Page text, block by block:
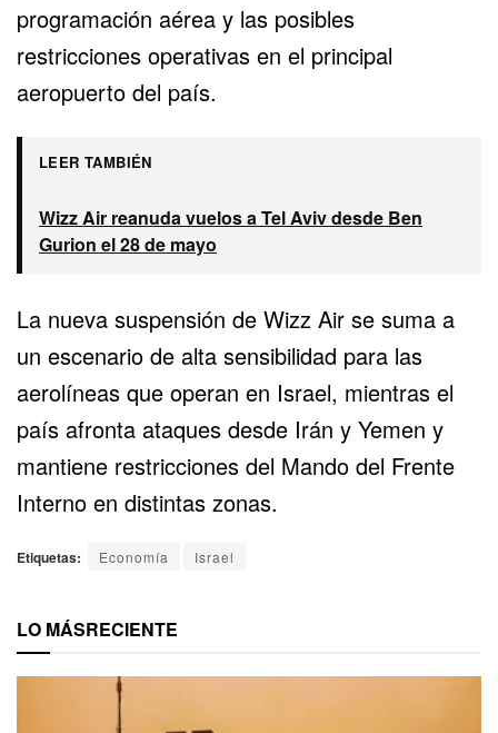
programación aérea y las posibles
restricciones operativas en el principal
aeropuerto del país.
LEER TAMBIÉN
Wizz Air reanuda vuelos a Tel Aviv desde Ben
Gurion el 28 de mayo
La nueva suspensión de Wizz Air se suma a
un escenario de alta sensibilidad para las
aerolíneas que operan en Israel, mientras el
país afronta ataques desde Irán y Yemen y
mantiene restricciones del Mando del Frente
Interno en distintas zonas.
Etiquetas: Economía Israel
LO MÁSRECIENTE